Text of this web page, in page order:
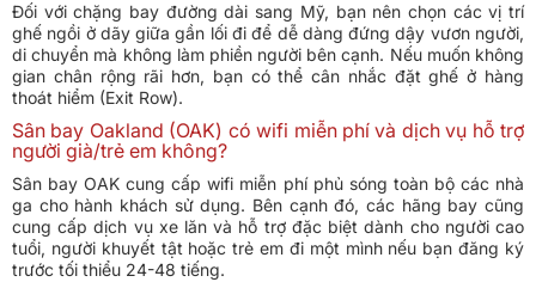
Đối với chặng bay đường dài sang Mỹ, bạn nên chọn các vị trí
ghế ngồi ở dãy giữa gần lối đi để dễ dàng đứng dậy vươn người,
di chuyển mà không làm phiền người bên cạnh. Nếu muốn không
gian chân rộng rãi hơn, bạn có thể cân nhắc đặt ghế ở hàng
thoát hiểm (Exit Row).
Sân bay Oakland (OAK) có wifi miễn phí và dịch vụ hỗ trợ
người già/trẻ em không?
Sân bay OAK cung cấp wifi miễn phí phủ sóng toàn bộ các nhà
ga cho hành khách sử dụng. Bên cạnh đó, các hãng bay cũng
cung cấp dịch vụ xe lăn và hỗ trợ đặc biệt dành cho người cao
tuổi, người khuyết tật hoặc trẻ em đi một mình nếu bạn đăng ký
trước tối thiểu 24-48 tiếng.